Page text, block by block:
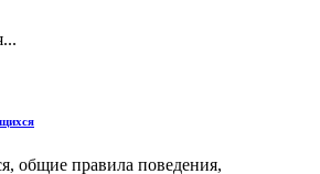
общие правила поведения,